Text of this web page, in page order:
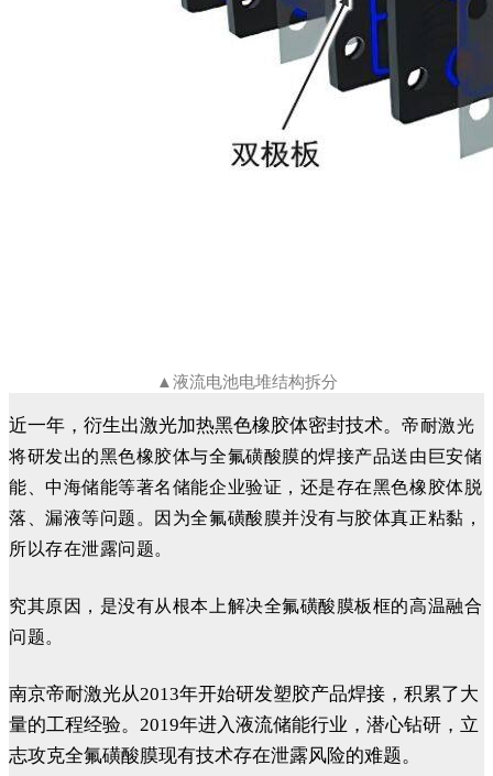
▲液流电池电堆结构拆分
近一年，衍生出激光加热黑色橡胶体密封技术。 帝耐激光
将研发出的黑色橡胶体与全氟磺酸膜的焊接产品送由巨安储
能、中海储能等著名储能企业验证，还是存在黑色橡胶体脱
落、漏液等问题。 因为全氟磺酸膜并没有与胶体真正粘黏，
所以存在泄露问题。
究其原因，是没有从根本上解决全氟磺酸膜板框的高温融合
问题。
南京帝耐激光从2013年开始研发塑胶产品焊接，积累了大
量的工程经验。2019年进入液流储能行业，潜心钻研，立
志攻克全氟磺酸膜现有技术存在泄露风险的难题。